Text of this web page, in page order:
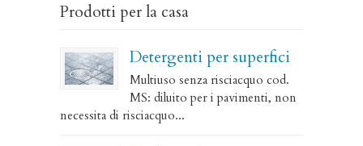
Prodotti per la casa
Detergenti per superfici
Multiuso senza risciacquo cod.
MS: diluito per i pavimenti, non
necessita di risciacquo...